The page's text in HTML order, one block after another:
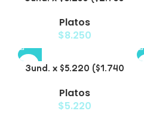
para Mascotas con
Diseño de Gatos
Platos
$8.250
3und. x $5.220 ($1.740
para Mascotas Diseño
Pastel
Platos
$5.220